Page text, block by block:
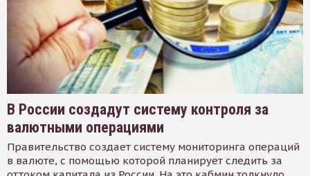
В России создадут систему контроля за
валютными операциями
Правительство создает систему мониторинга операций
в валюте, с помощью которой планирует следить за